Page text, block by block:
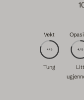
Vekt
4/5
Tung
4/5
Litt